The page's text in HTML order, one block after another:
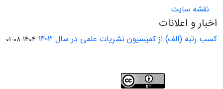
نقشه سایت
اخبار و اعلانات
کسب رتبه (الف) از کمیسیون نشریات علمی در سال 1403 1404-08-01